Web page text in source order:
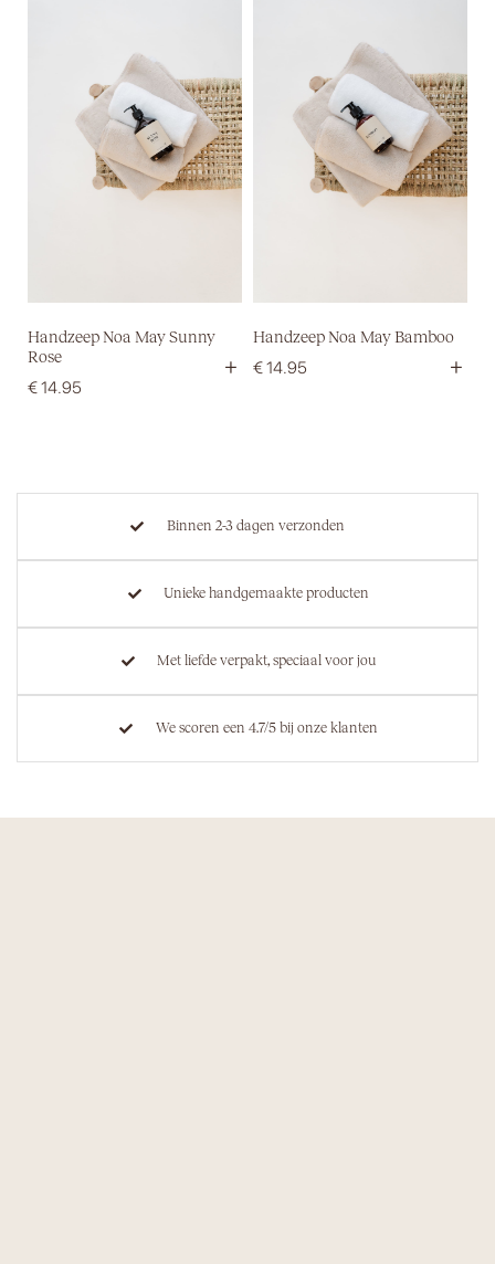
Handzeep Noa May Sunny
Rose
€14.95
+
Handzeep Noa May Bamboo
€14.95 +
Binnen 2-3 dagen verzonden
Unieke handgemaakte producten
Met liefde verpakt, speciaal voor jou
We scoren een 4.7/5 bij onze klanten